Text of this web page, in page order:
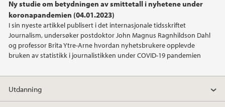
Ny studie om betydningen av smittetall i nyhetene under
koronapandemien (04.01.2023)
I sin nyeste artikkel publisert i det internasjonale tidsskriftet
Journalism, undersøker postdoktor John Magnus Ragnhildson Dahl
og professor Brita Ytre-Arne hvordan nyhetsbrukere opplevde
bruken av statistikk i journalistikken under COVID-19 pandemien
Utdanning